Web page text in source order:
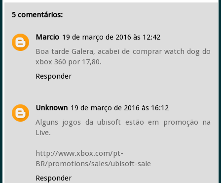
5 comentários:
Marcio 19 de março de 2016 às 12:42
Boa tarde Galera, acabei de comprar watch dog do
xbox 360 por 17,80.
Responder
Unknown 19 de março de 2016 às 16:12
Alguns jogos da ubisoft estão em promoção na
Live.
http://www.xbox.com/pt-
BR/promotions/sales/ubisoft-sale
Responder